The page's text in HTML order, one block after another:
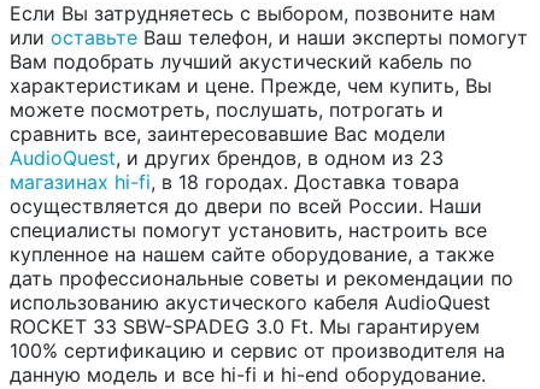
Если Вы затрудняетесь с выбором, позвоните нам
или оставьте Ваш телефон, и наши эксперты помогут
Вам подобрать лучший акустический кабель по
характеристикам и цене. Прежде, чем купить, Вы
можете посмотреть, послушать, потрогать и
сравнить все, заинтересовавшие Вас модели
AudioQuest, и других брендов, в одном из 23
магазинах hi-fi, в 18 городах. Доставка товара
осуществляется до двери по всей России. Наши
специалисты помогут установить, настроить все
купленное на нашем сайте оборудование, а также
дать профессиональные советы и рекомендации по
использованию акустического кабеля AudioQuest
ROCKET 33 SBW-SPADEG 3.0 Ft. Мы гарантируем
100% сертификацию и сервис от производителя на
данную модель и все hi-fi и hi-end оборудование.